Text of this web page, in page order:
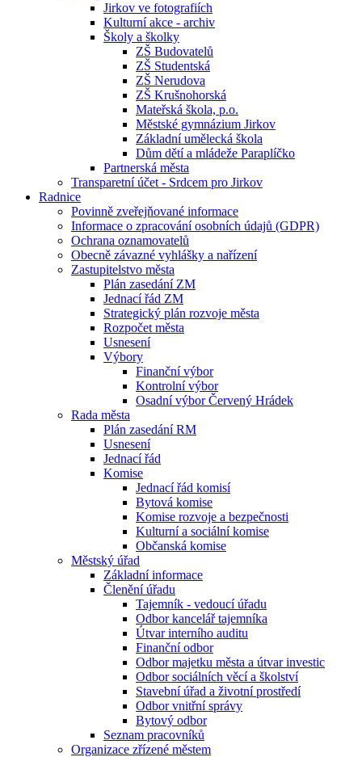
Jirkov ve fotografiích
Kulturní akce - archiv
Školy a školky
ZŠ Budovatelů
ZŠ Studentská
ZŠ Nerudova
ZŠ Krušnohorská
Mateřská škola, p.o.
Městské gymnázium Jirkov
Základní umělecká škola
Dům dětí a mládeže Paraplíčko
Partnerská města
Transparetní účet - Srdcem pro Jirkov
Radnice
Povinně zveřejňované informace
Informace o zpracování osobních údajů (GDPR)
Ochrana oznamovatelů
Obecně závazné vyhlášky a nařízení
Zastupitelstvo města
Plán zasedání ZM
Jednací řád ZM
Strategický plán rozvoje města
Rozpočet města
Usnesení
Výbory
Finanční výbor
Kontrolní výbor
Osadní výbor Červený Hrádek
Rada města
Plán zasedání RM
Usnesení
Jednací řád
Komise
Jednací řád komisí
Bytová komise
Komise rozvoje a bezpečnosti
Kulturní a sociální komise
Občanská komise
Městský úřad
Základní informace
Členění úřadu
Tajemník - vedoucí úřadu
Odbor kancelář tajemníka
Útvar interního auditu
Finanční odbor
Odbor majetku města a útvar investic
Odbor sociálních věcí a školství
Stavební úřad a životní prostředí
Odbor vnitřní správy
Bytový odbor
Seznam pracovníků
Organizace zřízené městem